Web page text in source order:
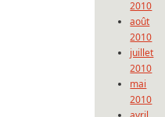
2010
août
2010
juillet
2010
mai
2010